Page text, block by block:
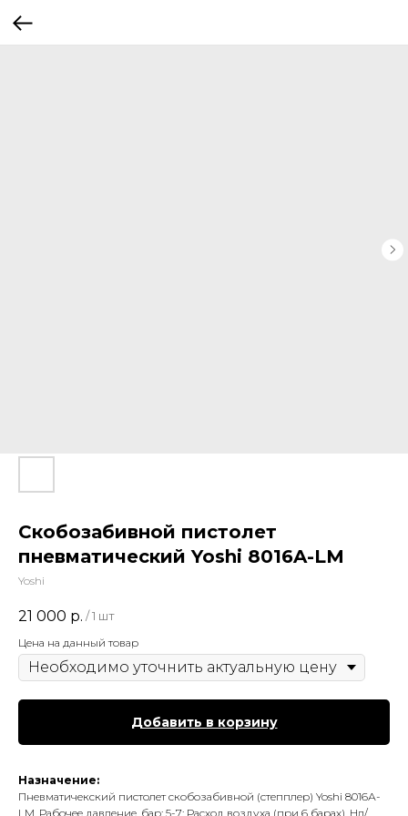
Скобозабивной пистолет
пневматический Yoshi 8016A-LM
Yoshi
21 000 р. / 1 шт
Цена на данный товар
Добавить в корзину
Назначение:
Пневматичекский пистолет скобозабивной (степплер) Yoshi 8016А-
LM. Рабочее давление, бар: 5-7; Расход воздуха (при 6 барах), Нл/